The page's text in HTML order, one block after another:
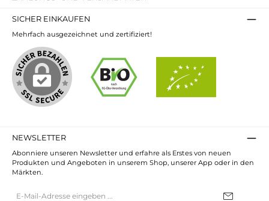
SICHER EINKAUFEN
Mehrfach ausgezeichnet und zertifiziert!
NEWSLETTER
Abonniere unseren Newsletter und erfahre als Erstes von neuen
Produkten und Angeboten in unserem Shop, unserer App oder in den
Märkten.
Mail-